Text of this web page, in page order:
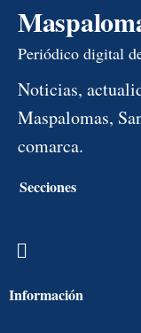
Periódico digital
Noticias,
Maspalomas,
comarca.
Secciones
Menú
Información